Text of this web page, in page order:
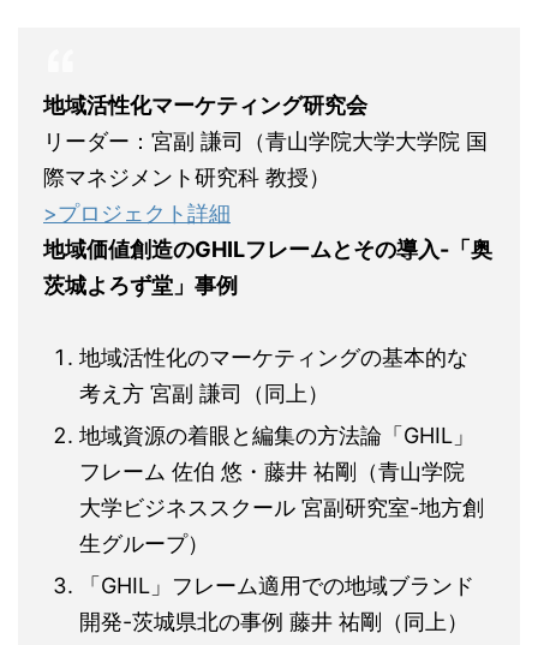
地域活性化マーケティング研究会
リーダー：宮副 謙司（青山学院大学大学院 国
際マネジメント研究科 教授）
>プロジェクト詳細
地域価値創造のGHILフレームとその導入-「奥
茨城よろず堂」事例
地域活性化のマーケティングの基本的な
考え方 宮副 謙司（同上）
地域資源の着眼と編集の方法論「GHIL」
フレーム 佐伯 悠・藤井 祐剛（青山学院
大学ビジネススクール 宮副研究室-地方創
生グループ）
「GHIL」フレーム適用での地域ブランド
開発-茨城県北の事例 藤井 祐剛（同上）